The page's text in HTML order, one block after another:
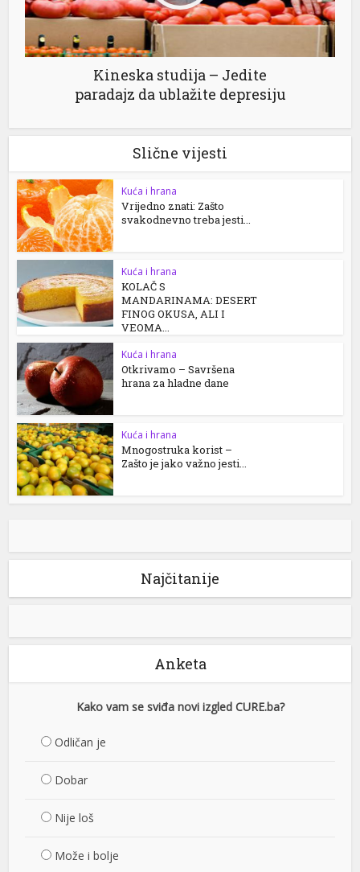
Kineska studija – Jedite
paradajz da ublažite depresiju
Slične vijesti
Kuća i hrana
Vrijedno znati: Zašto
svakodnevno treba jesti...
Kuća i hrana
KOLAČ S
MANDARINAMA: DESERT
FINOG OKUSA, ALI I
VEOMA...
Kuća i hrana
Otkrivamo – Savršena
hrana za hladne dane
Kuća i hrana
Mnogostruka korist –
Zašto je jako važno jesti...
Najčitanije
Anketa
Kako vam se sviđa novi izgled CURE.ba?
Odličan je
Dobar
Nije loš
Može i bolje